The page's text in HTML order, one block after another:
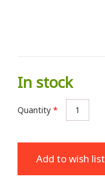
In stock
Quantity *
Add to wish list